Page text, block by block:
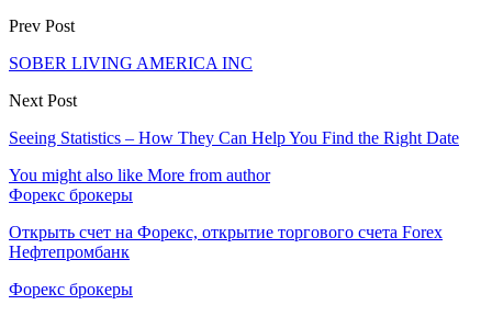
Prev Post
SOBER LIVING AMERICA INC
Next Post
Seeing Statistics – How They Can Help You Find the Right Date
You might also like More from author
Форекс брокеры
Открыть счет на Форекс, открытие торгового счета Forex
Нефтепромбанк
Форекс брокеры